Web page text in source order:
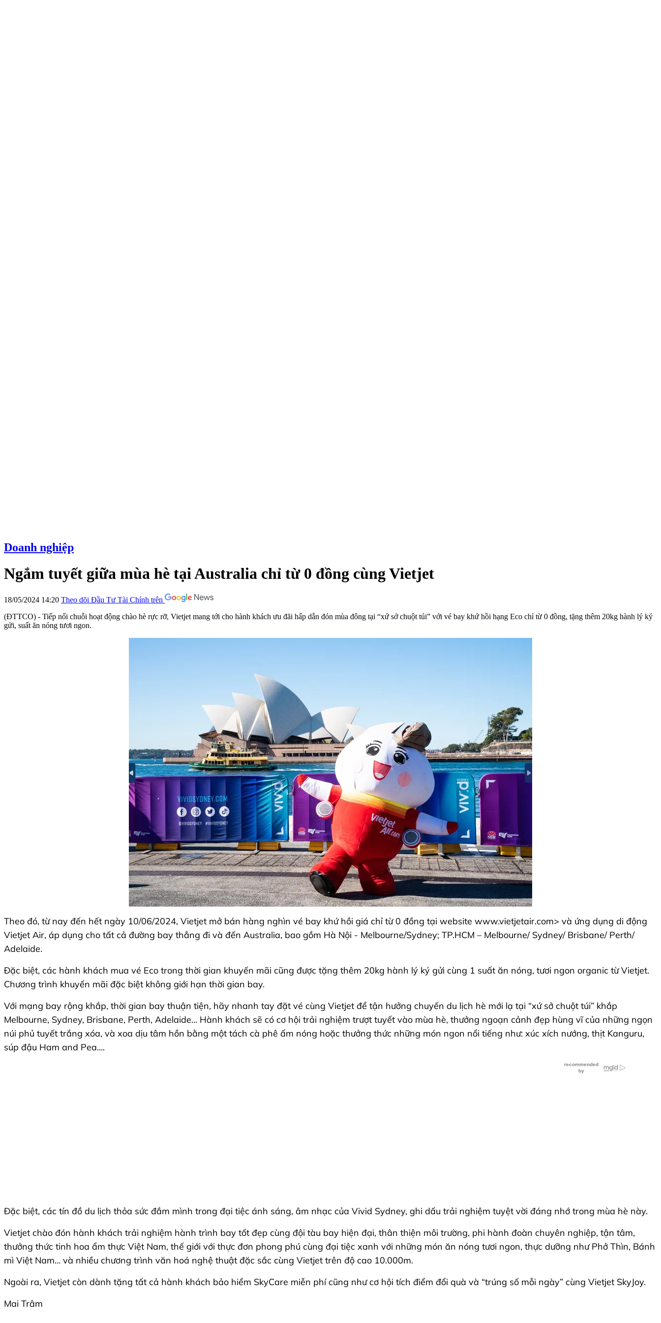
Doanh nghiệp
Ngắm tuyết giữa mùa hè tại Australia chỉ từ 0 đồng cùng Vietjet
18/05/2024 14:20 Theo dõi Đầu Tư Tài Chính trên
(ĐTTCO) - Tiếp nối chuỗi hoạt động chào hè rực rỡ, Vietjet mang tới cho hành khách ưu đãi hấp dẫn đón mùa đông tại “xứ sở chuột túi” với vé bay khứ hồi hạng Eco chỉ từ 0 đồng, tặng thêm 20kg hành lý ký
gửi, suất ăn nóng tươi ngon.
Theo đó, từ nay đến hết ngày 10/06/2024, Vietjet mở bán hàng nghìn vé bay khứ hồi giá chỉ từ 0 đồng tại website www.vietjetair.com> và ứng dụng di động
Vietjet Air, áp dụng cho tất cả đường bay thẳng đi và đến Australia, bao gồm Hà Nội - Melbourne/Sydney; TP.HCM – Melbourne/ Sydney/ Brisbane/ Perth/
Adelaide.
Đặc biệt, các hành khách mua vé Eco trong thời gian khuyến mãi cũng được tặng thêm 20kg hành lý ký gửi cùng 1 suất ăn nóng, tươi ngon organic từ Vietjet.
Chương trình khuyến mãi đặc biệt không giới hạn thời gian bay.
Với mạng bay rộng khắp, thời gian bay thuận tiện, hãy nhanh tay đặt vé cùng Vietjet để tận hưởng chuyến du lịch hè mới lạ tại “xứ sở chuột túi” khắp
Melbourne, Sydney, Brisbane, Perth, Adelaide… Hành khách sẽ có cơ hội trải nghiệm trượt tuyết vào mùa hè, thưởng ngoạn cảnh đẹp hùng vĩ của những ngọn
núi phủ tuyết trắng xóa, và xoa dịu tâm hồn bằng một tách cà phê ấm nóng hoặc thưởng thức những món ngon nổi tiếng như: xúc xích nướng, thịt Kanguru,
súp đậu Ham and Pea….
Đặc biệt, các tín đồ du lịch thỏa sức đắm mình trong đại tiệc ánh sáng, âm nhạc của Vivid Sydney, ghi dấu trải nghiệm tuyệt vời đáng nhớ trong mùa hè này.
Vietjet chào đón hành khách trải nghiệm hành trình bay tốt đẹp cùng đội tàu bay hiện đại, thân thiện môi trường, phi hành đoàn chuyên nghiệp, tận tâm,
thưởng thức tinh hoa ẩm thực Việt Nam, thế giới với thực đơn phong phú cùng đại tiệc xanh với những món ăn nóng tươi ngon, thực dưỡng như Phở Thìn, Bánh
mì Việt Nam… và nhiều chương trình văn hoá nghệ thuật đặc sắc cùng Vietjet trên độ cao 10.000m.
Ngoài ra, Vietjet còn dành tặng tất cả hành khách bảo hiểm SkyCare miễn phí cũng như cơ hội tích điểm đổi quà và “trúng số mỗi ngày” cùng Vietjet SkyJoy.
Mai Trâm